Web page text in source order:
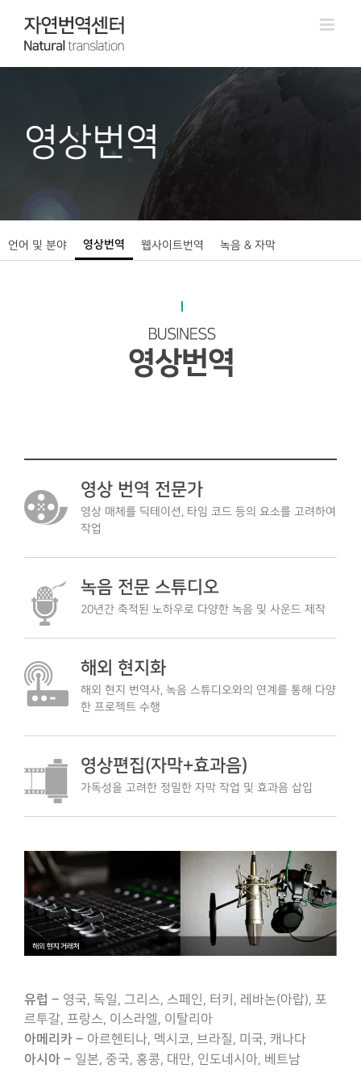
영상번역
언어 및 분야 영상번역 웹사이트번역 녹음 & 자막
영상 번역 전문가
영상 매체를 딕테이션, 타임 코드 등의 요소를 고려하여
작업
녹음 전문 스튜디오
20년간 축적된 노하우로 다양한 녹음 및 사운드 제작
해외 현지화
해외 현지 번역사, 녹음 스튜디오와의 연계를 통해 다양
한 프로젝트 수행
영상편집(자막+효과음)
가독성을 고려한 정밀한 자막 작업 및 효과음 삽입
유럽 – 영국, 독일, 그리스, 스페인, 터키, 레바논(아랍), 포
르투갈, 프랑스, 이스라엘, 이탈리아
아메리카 – 아르헨티나, 멕시코, 브라질, 미국, 캐나다
아시아 – 일본, 중국, 홍콩, 대만, 인도네시아, 베트남